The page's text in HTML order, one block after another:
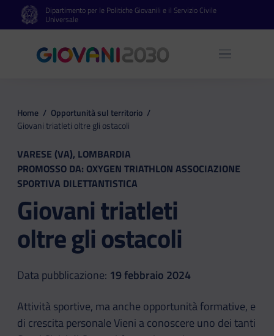
Vai al contenuto principale
Vai al footerDipartimento per le Politiche Giovanili e il Servizio Civile
Universale
Apri
Home / Opportunità sul territorio /
Giovani triatleti oltre gli ostacoli
VARESE (VA), LOMBARDIA
PROMOSSO DA: OXYGEN TRIATHLON ASSOCIAZIONE
SPORTIVA DILETTANTISTICA
Giovani triatleti
oltre gli ostacoli
Data pubblicazione: 19 febbraio 2024
Attività sportive, ma anche opportunità formative, e
di crescita personale Vieni a conoscere uno dei tanti